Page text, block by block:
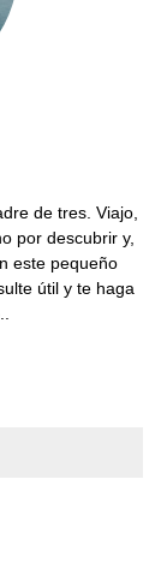
de tres. Viajo,
por descubrir y,
este pequeño
útil y te haga